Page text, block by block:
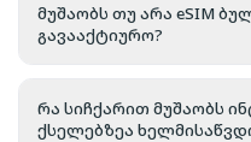
მუშაობს თუ არა eSIM
გავააქტიურო?
რა სიჩქარით მუშაობს
ქსელებზეა